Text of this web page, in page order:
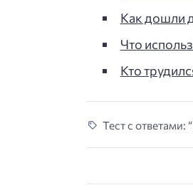
Как дошли
Что
Кто
Тест с